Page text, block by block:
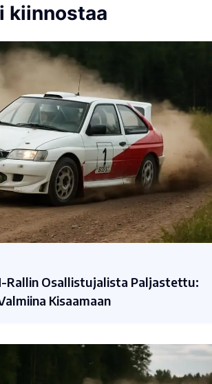
kiinnostaa
Rallin Osallistujalista Paljastettu:
Kisaamaan